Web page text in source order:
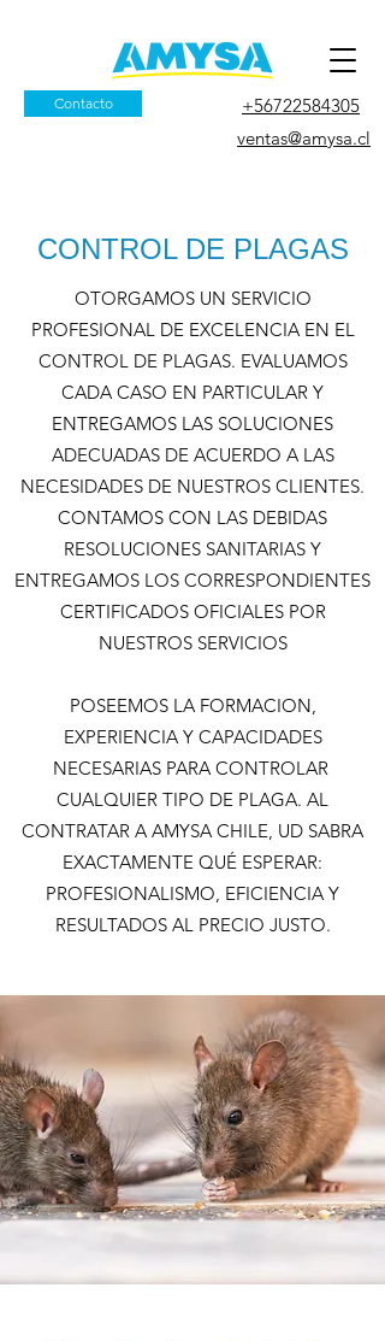
Contacto
+56722584305
ventas@amysa.cl
CONTROL DE PLAGAS
OTORGAMOS UN SERVICIO
PROFESIONAL DE EXCELENCIA EN EL
CONTROL DE PLAGAS. EVALUAMOS
CADA CASO EN PARTICULAR Y
ENTREGAMOS LAS SOLUCIONES
ADECUADAS DE ACUERDO A LAS
NECESIDADES DE NUESTROS CLIENTES.
CONTAMOS CON LAS DEBIDAS
RESOLUCIONES SANITARIAS Y
ENTREGAMOS LOS CORRESPONDIENTES
CERTIFICADOS OFICIALES POR
NUESTROS SERVICIOS
POSEEMOS LA FORMACION,
EXPERIENCIA Y CAPACIDADES
NECESARIAS PARA CONTROLAR
CUALQUIER TIPO DE PLAGA. AL
CONTRATAR A AMYSA CHILE, UD SABRA
EXACTAMENTE QUÉ ESPERAR:
PROFESIONALISMO, EFICIENCIA Y
RESULTADOS AL PRECIO JUSTO.